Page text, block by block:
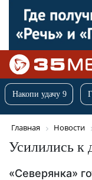
Накопи удачу 9
Главная Новости
Усилились к
«Северянка»